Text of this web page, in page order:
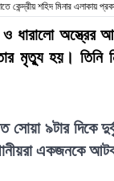
কেন্দ্রীয় শহিদ মিনার এলাকায়
ও ধারালো
মৃত্যু হয়।
সোয়া ৯টার
একজনকে